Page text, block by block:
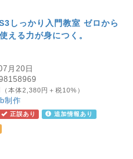
しっかり入門教室 ゼロから
える力が身につく。
月20日
（本体2,380円＋税10%）
制作
正誤あり 追加情報あり